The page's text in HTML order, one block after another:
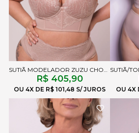
SUTIÃ MODELADOR ZUZU CHOCOLATE
R$ 405,90
4X R$ 101,48 4X